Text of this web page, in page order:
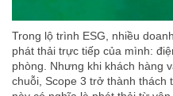
Trong lộ trình ESG, nhiều
phát thải trực tiếp của mình:
phòng. Nhưng khi khách hàng
chuỗi, Scope 3 trở thành thách